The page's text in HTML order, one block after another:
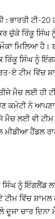
: ਭਾਰਤੀ ਟੀ-20
ਚੁੱਕੇ ਰਿੰਕੂ ਸਿੰਘ
ਮਿਲਿਆ ਹੈ।
ਰਿੰਕੂ ਸਿੰਘ ਨੂੰ
ਏ ਟੀਮ ਵਿੱਚ
ਮੈਚ ਲਈ ਹੀ
ਕਮੇਟੀ ਨੇ
ਲਈ ਵੀ ਟੀਮ
ਹੈਂਡਲ
ਸਿੰਘ ਨੂੰ ਇੰਗਲੈਂਡ
ਟੀਮ ਵਿੱਚ ਸ਼ਾਮਲ
ਚਾਰ ਦਿਨਾ